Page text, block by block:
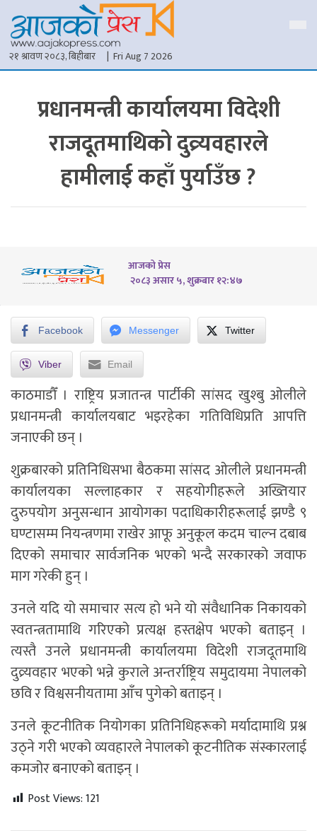
२१ श्रावण २०८३, बिहीबार | Fri Aug 7 2026
प्रधानमन्त्री कार्यालयमा विदेशी
राजदूतमाथिको दुव्र्यवहारले
हामीलाई कहाँ पुर्याउँछ ?
आजको प्रेस
२०८३ असार ५, शुक्रबार १२:४७
Facebook Messenger Twitter
Viber Email
काठमाडौँ । राष्ट्रिय प्रजातन्त्र पार्टीकी सांसद खुश्बु ओलीले
प्रधानमन्त्री कार्यालयबाट भइरहेका गतिविधिप्रति आपत्ति
जनाएकी छन् ।
शुक्रबारको प्रतिनिधिसभा बैठकमा सांसद ओलीले प्रधानमन्त्री
कार्यालयका सल्लाहकार र सहयोगीहरूले अख्तियार
दुरुपयोग अनुसन्धान आयोगका पदाधिकारीहरूलाई झण्डै ९
घण्टासम्म नियन्त्रणमा राखेर आफू अनुकूल कदम चाल्न दबाब
दिएको समाचार सार्वजनिक भएको भन्दै सरकारको जवाफ
माग गरेकी हुन् ।
उनले यदि यो समाचार सत्य हो भने यो संवैधानिक निकायको
स्वतन्त्रतामाथि गरिएको प्रत्यक्ष हस्तक्षेप भएको बताइन् ।
त्यस्तै उनले प्रधानमन्त्री कार्यालयमा विदेशी राजदूतमाथि
दुव्र्यवहार भएको भन्ने कुराले अन्तर्राष्ट्रिय समुदायमा नेपालको
छवि र विश्वसनीयतामा आँच पुगेको बताइन् ।
उनले कूटनीतिक नियोगका प्रतिनिधिहरूको मर्यादामाथि प्रश्न
उठ्ने गरी भएको व्यवहारले नेपालको कूटनीतिक संस्कारलाई
कमजोर बनाएको बताइन् ।
Post Views:121